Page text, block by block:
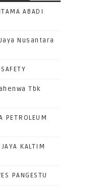
ABADI
Nusantara
Tbk
KALTIM
PANGESTU